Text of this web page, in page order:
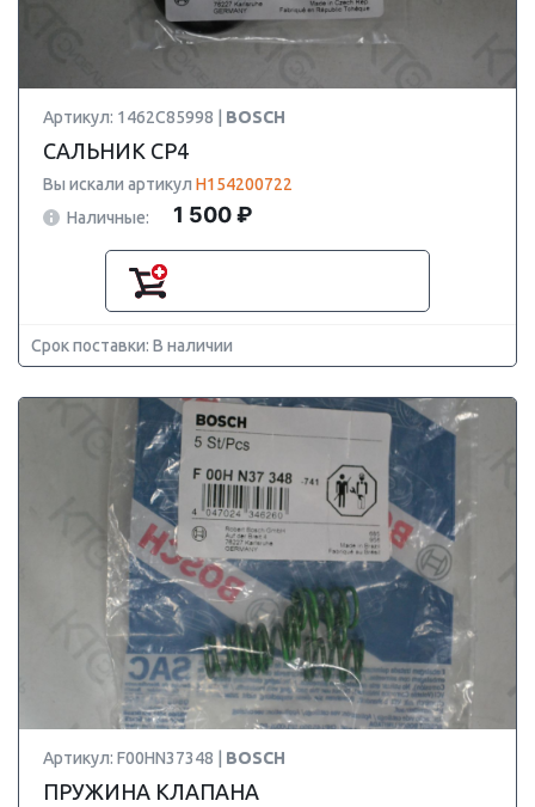
Артикул: 1462C85998 | BOSCH
САЛЬНИК CP4
Вы искали артикул H154200722
Наличные:
1 500 ₽
Срок поставки: В наличии
Артикул: F00HN37348 | BOSCH
ПРУЖИНА КЛАПАНА